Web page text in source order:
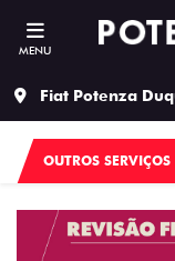
MENU
Fiat Potenza
OUTROS SERVIÇOS